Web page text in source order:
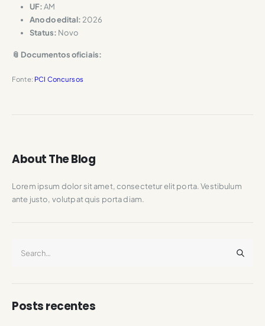
UF:AM
Ano do edital: 2026
Status: Novo
📎 Documentos oficiais:
Fonte: PCI Concursos
About The Blog
Lorem ipsum dolor sit amet, consectetur elit porta. Vestibulum
ante justo, volutpat quis porta diam.
Posts recentes